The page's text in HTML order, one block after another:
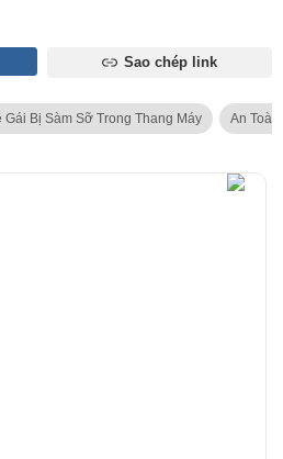
Sao chép link
Gái Bị Sàm Sỡ Trong Thang Máy An